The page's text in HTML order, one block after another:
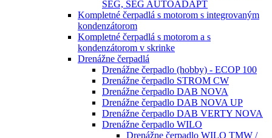
SEG, SEG AUTOADAPT
Kompletné čerpadlá s motorom s integrovaným
kondenzátorom
Kompletné čerpadlá s motorom a s
kondenzátorom v skrinke
Drenážne čerpadlá
Drenážne čerpadlo (hobby) - ECOP 100
Drenážne čerpadlo STROM CW
Drenážne čerpadlo DAB NOVA
Drenážne čerpadlo DAB NOVA UP
Drenážne čerpadlo DAB VERTY NOVA
Drenážne čerpadlo WILO
Drenážne čerpadlo WILO TMW /